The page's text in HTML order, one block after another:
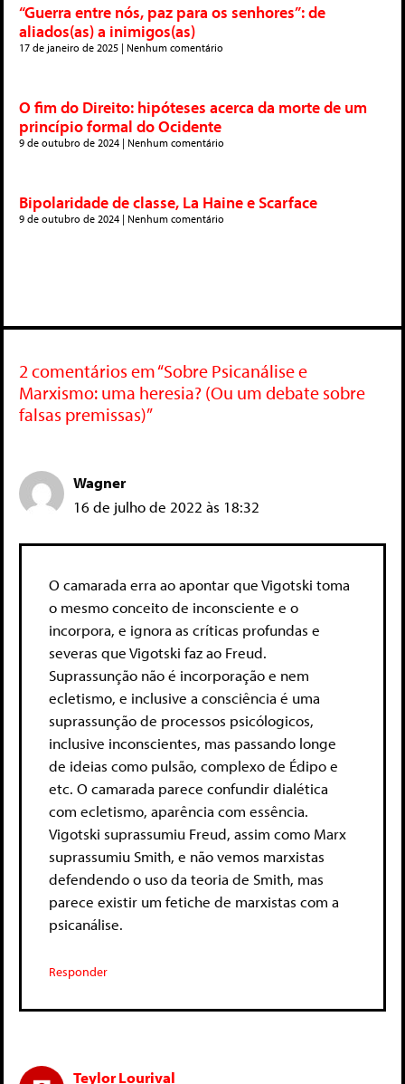
“Guerra entre nós, paz para os senhores”: de
aliados(as) a inimigos(as)
17 de janeiro de 2025 Nenhum comentário
O fim do Direito: hipóteses acerca da morte de um
princípio formal do Ocidente
9 de outubro de 2024 Nenhum comentário
Bipolaridade de classe, La Haine e Scarface
9 de outubro de 2024 Nenhum comentário
2 comentários em “Sobre Psicanálise e
Marxismo: uma heresia? (Ou um debate sobre
falsas premissas)”
Wagner
16 de julho de 2022 às 18:32
O camarada erra ao apontar que Vigotski toma
o mesmo conceito de inconsciente e o
incorpora, e ignora as críticas profundas e
severas que Vigotski faz ao Freud.
Suprassunção não é incorporação e nem
ecletismo, e inclusive a consciência é uma
suprassunção de processos psicólogicos,
inclusive inconscientes, mas passando longe
de ideias como pulsão, complexo de Édipo e
etc. O camarada parece confundir dialética
com ecletismo, aparência com essência.
Vigotski suprassumiu Freud, assim como Marx
suprassumiu Smith, e não vemos marxistas
defendendo o uso da teoria de Smith, mas
parece existir um fetiche de marxistas com a
psicanálise.
Responder
Teylor Lourival